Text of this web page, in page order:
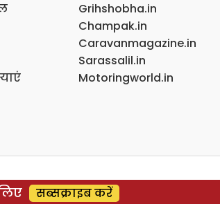
Grihshobha.in
Champak.in
Caravanmagazine.in
Sarassalil.in
Motoringworld.in
सब्सक्राइब करें